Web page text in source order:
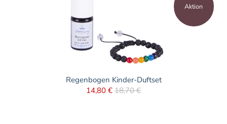
Aktion
Regenbogen Kinder-Duftset
14,80 € 18,70 €